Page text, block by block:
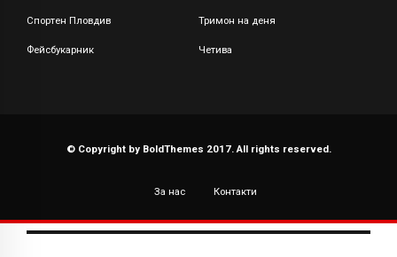
Спортен Пловдив Тримон на деня
Фейсбукарник Четива
© Copyright by BoldThemes 2017. All rights reserved.
За нас Контакти